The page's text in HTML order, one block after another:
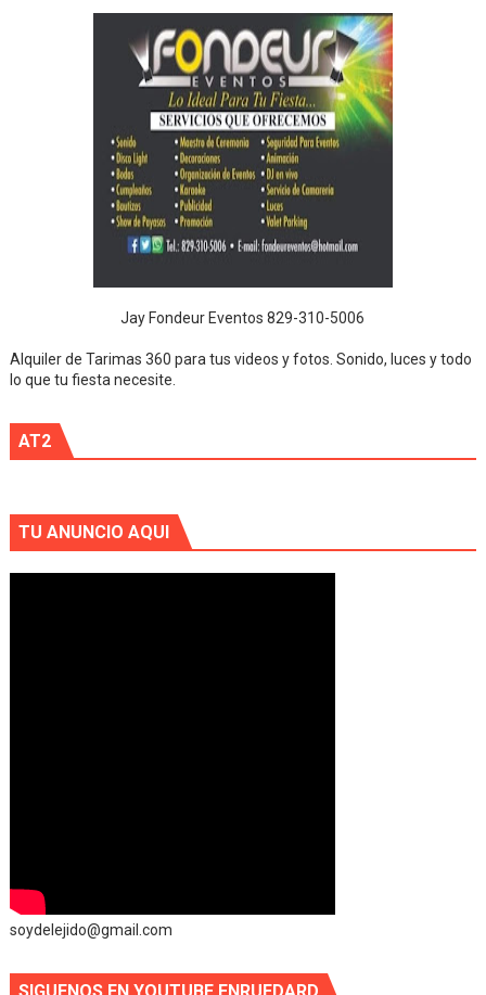
Jay Fondeur Eventos 829-310-5006
Alquiler de Tarimas 360 para tus videos y fotos. Sonido, luces y todo
lo que tu fiesta necesite.
AT2
TU ANUNCIO AQUI
soydelejido@gmail.com